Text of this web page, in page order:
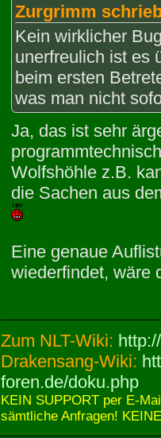
Zurgrimm
Kein wirklicher
unerfreulich ist es
beim ersten
was man nicht
Ja, das ist sehr
Wolfshöhle z.B.
die Sachen aus
Eine genaue
wiederfindet, wäre
Zum NLT-Wiki:
Drakensang-Wiki:
foren.de/doku.php
KEIN SUPPORT per E-
sämtliche Anfragen!